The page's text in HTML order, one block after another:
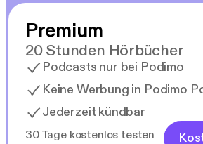
Premium
20 Stunden Hörbücher
Podcasts nur bei Podimo
Keine Werbung in Podimo
Jederzeit kündbar
30 Tage kostenlos testen